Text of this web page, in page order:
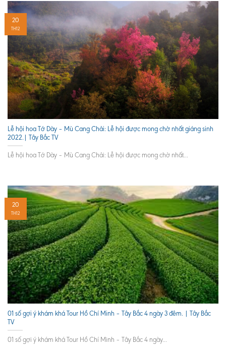
Lễ hội hoa Tớ Dày – Mù Cang Chải: Lễ hội được mong chờ nhất giáng sinh
2022.| Tây Bắc TV
Lễ hội hoa Tớ Dày – Mù Cang Chải: Lễ hội được mong chờ nhất...
20
TH12
01 số gợi ý khám khá Tour Hồ Chí Minh – Tây Bắc 4 ngày 3 đêm. | Tây Bắc
TV
01 số gợi ý khám khá Tour Hồ Chí Minh – Tây Bắc 4 ngày...
20
TH12